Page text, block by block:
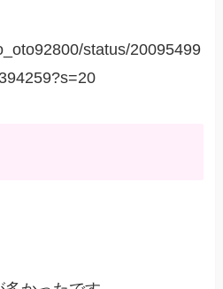
status/20095499